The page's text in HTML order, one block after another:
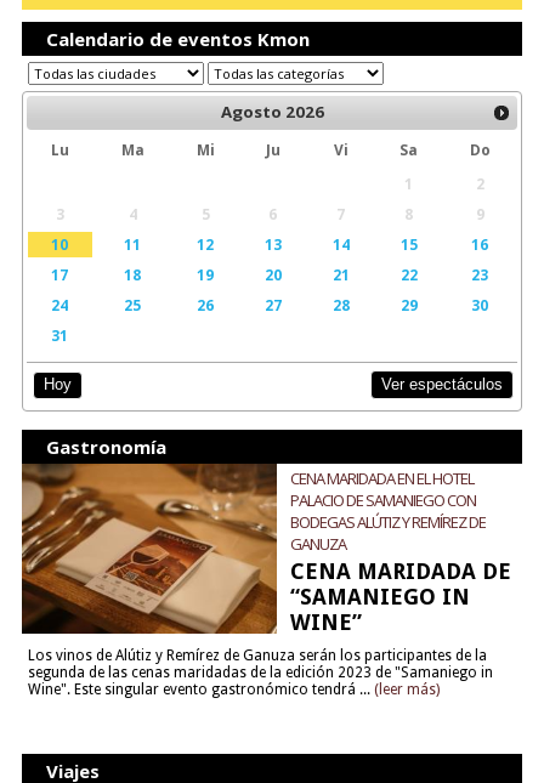
Calendario de eventos Kmon
Agosto 2026
Lu Ma Mi Ju Vi Sa
Do
1
2
3
4 5 6 7 8
9
10
11 12 13 14 15
16
17
18 19 20 21 22
23
24
25 26 27 28 29
30
31
Hoy Ver espectáculos
Gastronomía
CENA MARIDADA EN EL HOTEL
PALACIO DE SAMANIEGO CON
BODEGAS ALÚTIZ Y REMÍREZ DE
GANUZA
CENA MARIDADA DE
“SAMANIEGO IN
WINE”
Los vinos de Alútiz y Remírez de Ganuza serán los participantes de la
segunda de las cenas maridadas de la edición 2023 de "Samaniego in
Wine". Este singular evento gastronómico tendrá ... (leer más)
Viajes